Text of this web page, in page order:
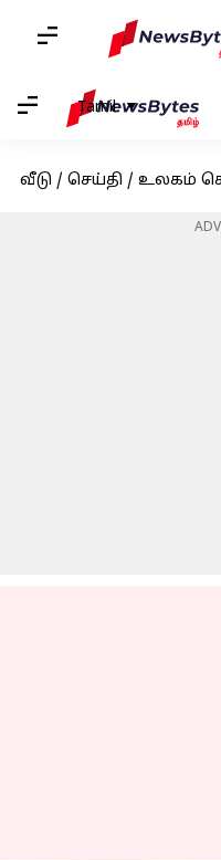
Tamil
வீடு / செய்தி / உலகம்